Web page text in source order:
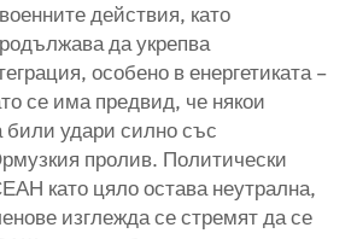
действия, като
да укрепва
особено в енергетиката –
се има предвид, че някои
били удари силно със
пролив. Политически
като цяло остава неутрална,
изглежда се стремят да се